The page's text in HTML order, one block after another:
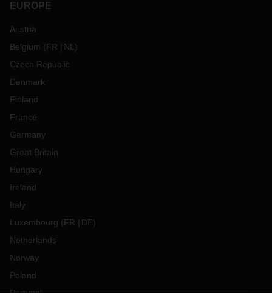
EUROPE
Austria
Belgium (FR NL )
Czech Republic
Denmark
Finland
France
Germany
Great Britain
Hungary
Ireland
Italy
Luxembourg (FR DE)
Netherlands
Norway
Poland
Portugal